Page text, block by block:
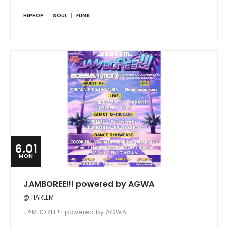
HIPHOP SOUL FUNK
6.01
MON
JAMBOREE!!! powered by AGWA
@ HARLEM
JAMBOREE!!! powered by AGWA